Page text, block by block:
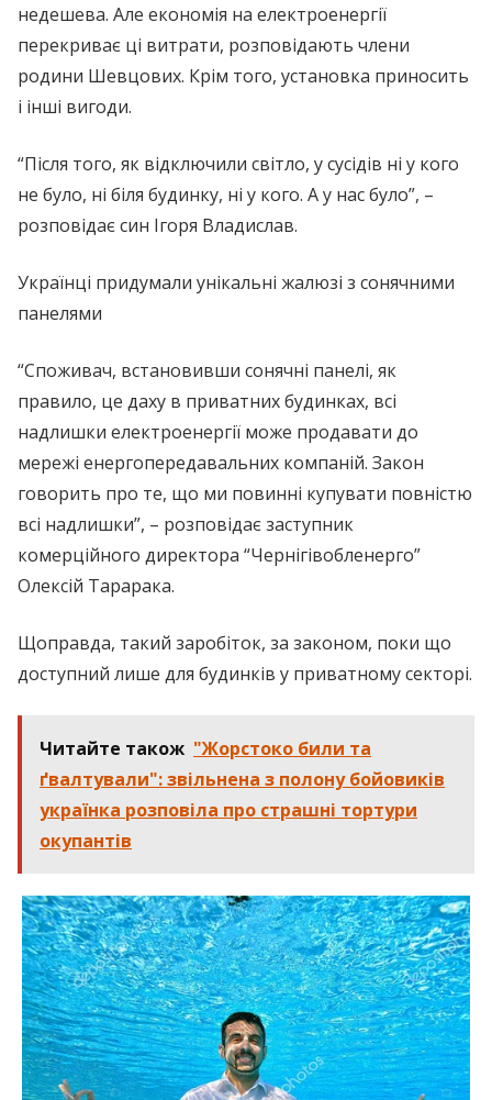
недешева. Але економія на електроенергії
перекриває ці витрати, розповідають члени
родини Шевцових. Крім того, установка приносить
і інші вигоди.
“Після того, як відключили світло, у сусідів ні у кого
не було, ні біля будинку, ні у кого. А у нас було”, –
розповідає син Ігоря Владислав.
Українці придумали унікальні жалюзі з сонячними
панелями
“Споживач, встановивши сонячні панелі, як
правило, це даху в приватних будинках, всі
надлишки електроенергії може продавати до
мережі енергопередавальних компаній. Закон
говорить про те, що ми повинні купувати повністю
всі надлишки”, – розповідає заступник
комерційного директора “Чернігівобленерго”
Олексій Тарарака.
Щоправда, такий заробіток, за законом, поки що
доступний лише для будинків у приватному секторі.
Читайте також "Жорстоко били та
ґвалтували": звільнена з полону бойовиків
українка розповіла про страшні тортури
окупантів